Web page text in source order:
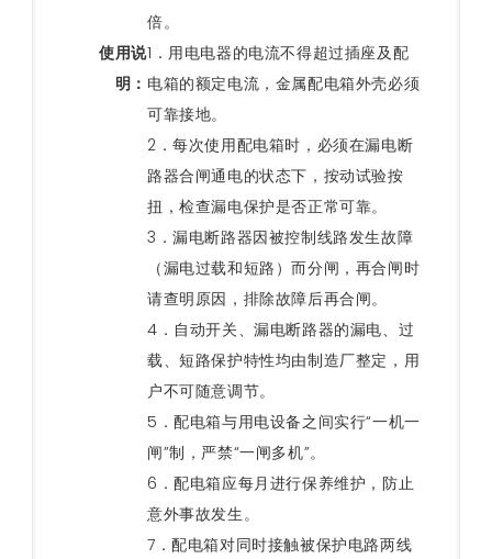
倍。
使用说
明：
1．用电电器的电流不得超过插座及配
电箱的额定电流，金属配电箱外壳必须
可靠接地。
2．每次使用配电箱时，必须在漏电断
路器合闸通电的状态下，按动试验按
扭，检查漏电保护是否正常可靠。
3．漏电断路器因被控制线路发生故障
（漏电过载和短路）而分闸，再合闸时
请查明原因，排除故障后再合闸。
4．自动开关、漏电断路器的漏电、过
载、短路保护特性均由制造厂整定，用
户不可随意调节。
5．配电箱与用电设备之间实行“一机一
闸”制，严禁“一闸多机”。
6．配电箱应每月进行保养维护，防止
意外事故发生。
7．配电箱对同时接触被保护电路两线